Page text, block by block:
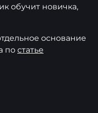
обучит новичка,
основание
по статье